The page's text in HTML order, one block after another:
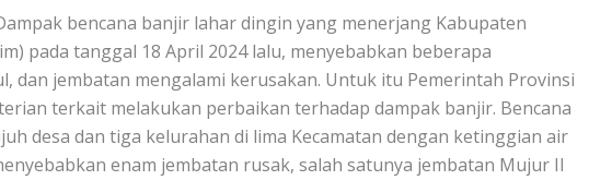
bencana banjir lahar dingin yang menerjang Kabupaten
pada tanggal 18 April 2024 lalu, menyebabkan beberapa
jembatan mengalami kerusakan. Untuk itu Pemerintah Provinsi
terkait melakukan perbaikan terhadap dampak banjir. Bencana
desa dan tiga kelurahan di lima Kecamatan dengan ketinggian air
enam jembatan rusak, salah satunya jembatan Mujur II